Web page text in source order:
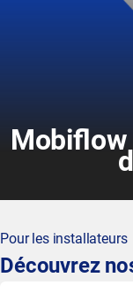
Pour les installateurs
Découvrez